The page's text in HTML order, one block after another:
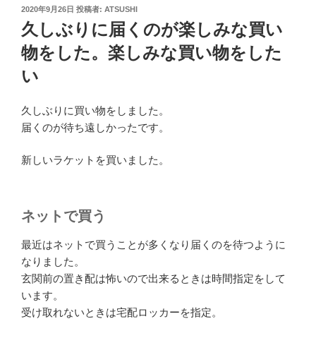
投
稿
日:
2020年9月26日 投稿者: ATSUSHI
久しぶりに届くのが楽しみな買い
物をした。楽しみな買い物をした
い
久しぶりに買い物をしました。
届くのが待ち遠しかったです。
新しいラケットを買いました。
ネットで買う
最近はネットで買うことが多くなり届くのを待つように
なりました。
玄関前の置き配は怖いので出来るときは時間指定をして
います。
受け取れないときは宅配ロッカーを指定。